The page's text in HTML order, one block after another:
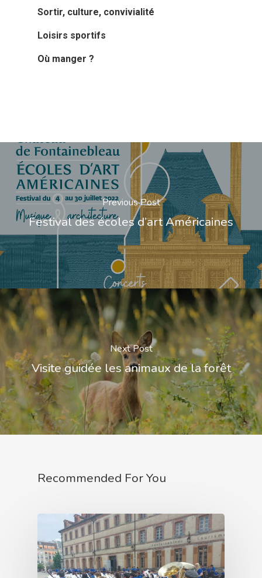
Sortir, culture, convivialité
Loisirs sportifs
Où manger ?
Previous Post
Festival des écoles d’art Américaines
Next Post
Visite guidée les animaux de la forêt
Recommended For You